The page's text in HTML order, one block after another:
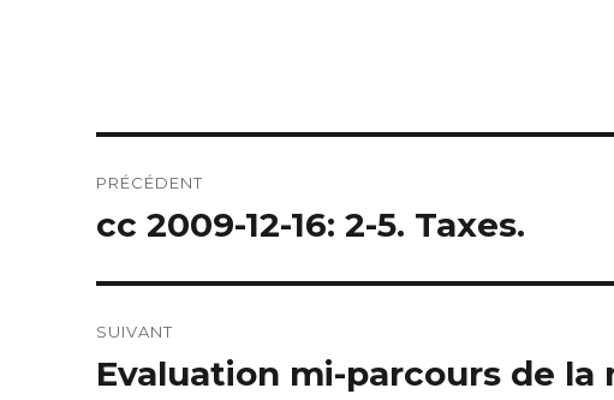
de
PRÉCÉDENT
Article
cc 2009-12-16: 2-5. Taxes.
SUIVANT
Article
Evaluation mi-parcours de